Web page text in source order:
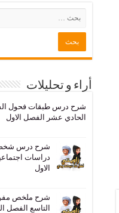
أراء و تحليلات
شرح درس طبقات فحول
الحادي عشر الفصل الاول
شرح درس
دراسات
الاول
شرح ملخص
التاسع الفصل